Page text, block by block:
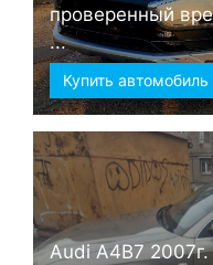
проверенный
...
Купить автомобиль
Audi А4B7 2007г.